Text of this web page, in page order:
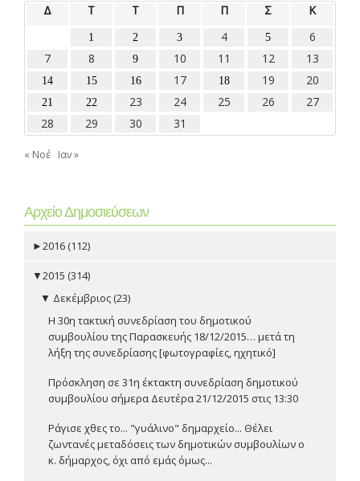
Δ Τ Τ Π Π Σ Κ
1 2 3 4 5
6
7
8 9 10 11 12 13
14 15 16 17 18 19 20
21 22 23 24 25 26
27
28
29 30 31
« Νοέ Ιαν »
Αρχείο Δημοσιεύσεων
►2016 (112)
▼2015 (314)
▼ Δεκέμβριος (23)
Η 30η τακτική συνεδρίαση του δημοτικού
συμβουλίου της Παρασκευής 18/12/2015… μετά τη
λήξη της συνεδρίασης [φωτογραφίες, ηχητικό]
Πρόσκληση σε 31η έκτακτη συνεδρίαση δημοτικού
συμβουλίου σήμερα Δευτέρα 21/12/2015 στις 13:30
Ράγισε χθες το... "γυάλινο" δημαρχείο... Θέλει
ζωντανές μεταδόσεις των δημοτικών συμβουλίων ο
κ. δήμαρχος, όχι από εμάς όμως...